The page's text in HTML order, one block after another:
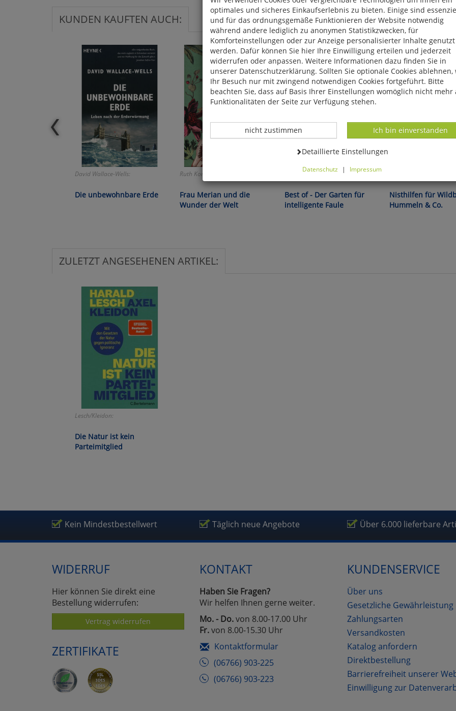
KUNDEN KAUFTEN AUCH:
David Wallace-Wells:
Die unbewohnbare Erde
Ruth Kornberger:
Frau Merian und die
Wunder der Welt
Karl Ploberger:
Best of - Der Garten für
intelligente Faule
Nisthilfen für
Hummeln & Co.
ZULETZT ANGESEHENEN ARTIKEL:
Lesch/Kleidon:
Die Natur ist kein
Parteimitglied
Kein Mindestbestellwert Täglich neue Angebote Über 6.000 lieferbare
WIDERRUF
Hier können Sie direkt eine
Bestellung widerrufen:
Vertrag widerrufen
ZERTIFIKATE
KONTAKT
Haben Sie Fragen?
Wir helfen Ihnen gerne weiter.
Mo. - Do.von 8.00-17.00 Uhr
Fr.von 8.00-15.30 Uhr
Kontaktformular
(06766) 903-225
(06766) 903-223
KUNDENSERVICE
Über uns
Gesetzliche Gewährleistung
Zahlungsarten
Versandkosten
Katalog anfordern
Direktbestellung
Barrierefreiheit unserer
Einwilligung zur
optimales und sicheres Einkaufserlebnis zu bieten. Einige sind
und für das ordnungsgemäße Funktionieren der Website notwendig
während andere lediglich zu anonymen Statistikzwecken, für
Komforteinstellungen oder zur Anzeige personalisierter Inhalte genutzt
werden. Dafür können Sie hier Ihre Einwilligung erteilen und jederzeit
widerrufen oder anpassen. Weitere Informationen dazu finden Sie in
unserer Datenschutzerklärung. Sollten Sie optionale Cookies ablehnen,
Ihr Besuch nur mit zwingend notwendigen Cookies fortgeführt. Bitte
beachten Sie, dass auf Basis Ihrer Einstellungen womöglich nicht mehr
Funktionalitäten der Seite zur Verfügung stehen.
Datenverarbeitung -
Ich bin einverstanden
Datenverarbeitung -
nicht zustimmen
Datenverarbeitung -
Detaillierte Einstellungen
Datenschutz | Impressum
Cookies ablehnen, wird Ihr Besuch nur mit zwingend notwendigen
fortgeführt. Bitte beachten Sie, dass auf Basis Ihrer Einstellungen
nicht mehr alle Funktionalitäten der Seite zur Verfügung stehen.